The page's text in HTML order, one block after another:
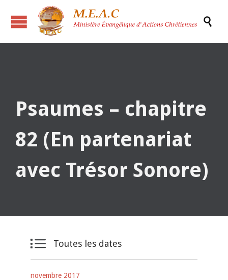

Psaumes – chapitre
82 (En partenariat
avec Trésor Sonore)
 Toutes les dates
novembre 2017